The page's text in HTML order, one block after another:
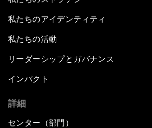
私たちのアイデンティティ
私たちの活動
リーダーシップとガバナンス
インパクト
詳細
センター（部門）